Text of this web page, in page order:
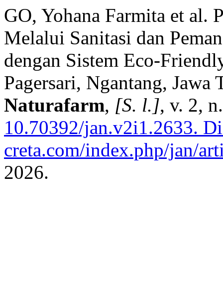
GO, Yohana Farmita et al.
Melalui Sanitasi dan
dengan Sistem Eco-
Pagersari, Ngantang, Jawa
Naturafarm, [S. l.], v. 2,
10.70392/jan.v2i1.2633.
creta.com/index.php/jan/
2026.